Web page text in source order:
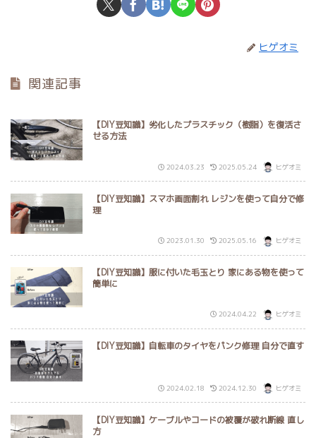
ヒゲオミ
関連記事
【DIY豆知識】劣化したプラスチック（樹脂）を復活さ
せる方法
2024.03.23 2025.05.24 ヒゲオミ
【DIY豆知識】スマホ画面割れ レジンを使って自分で修
理
2023.01.30 2025.05.16 ヒゲオミ
【DIY豆知識】服に付いた毛玉とり 家にある物を使って
簡単に
2024.04.22 ヒゲオミ
【DIY豆知識】自転車のタイヤをパンク修理 自分で直す
2024.02.18 2024.12.30 ヒゲオミ
【DIY豆知識】ケーブルやコードの被覆が破れ断線 直し
方